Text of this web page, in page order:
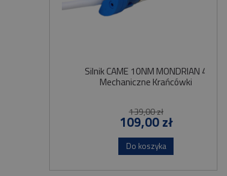
Silnik CAME 10NM MONDRIAN 4
Mechaniczne Krańcówki
139,00 zł
109,00 zł
Do koszyka